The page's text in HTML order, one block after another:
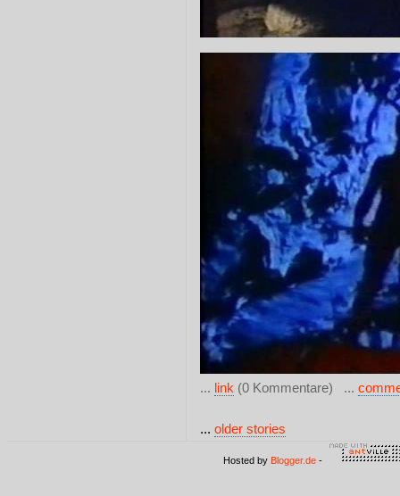
... link (0 Kommentare) ...
... older stories
Hosted by Blogger.de -